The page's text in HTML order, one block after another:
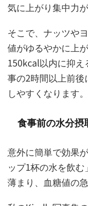
気に上がり集中力
そこで、ナッツや
値がゆるやかに上
150kcal以内に抑
事の2時間以上前
しやすくなります。
食事前の水分摂
意外に簡単で効果
ップ1杯の水を飲
薄まり、血糖値の